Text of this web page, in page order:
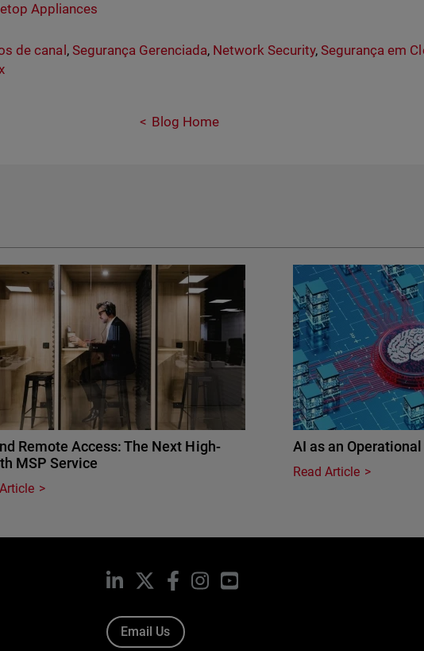
Appliances
de canal , Segurança Gerenciada, Network Security,Segurança em
Blog Home
Remote Access: The Next High-
MSP Service
AI as an
Read Article
LinkedIn Facebook
InstagramYouTube
Email Us